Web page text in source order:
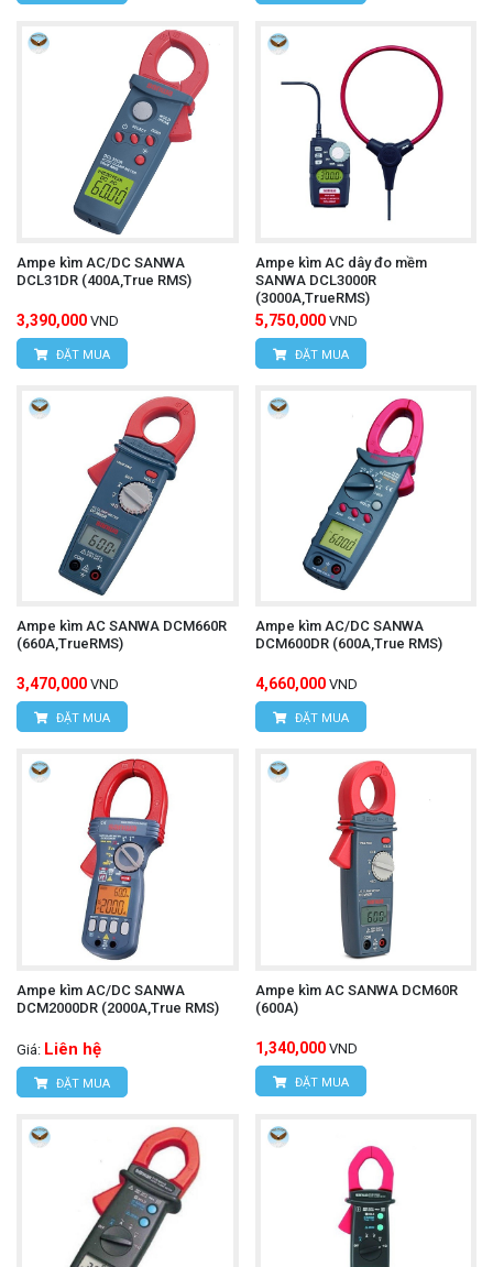
Ampe kìm AC/DC SANWA
DCL31DR (400A,True RMS)
3,390,000 VND
ĐẶT MUA
Ampe kìm AC dây đo mềm
SANWA DCL3000R
(3000A,TrueRMS)
5,750,000 VND
ĐẶT MUA
Ampe kìm AC SANWA DCM660R
(660A,TrueRMS)
3,470,000 VND
ĐẶT MUA
Ampe kìm AC/DC SANWA
DCM600DR (600A,True RMS)
4,660,000 VND
ĐẶT MUA
Ampe kìm AC/DC SANWA
DCM2000DR (2000A,True RMS)
Giá: Liên hệ
ĐẶT MUA
Ampe kìm AC SANWA DCM60R
(600A)
1,340,000 VND
ĐẶT MUA